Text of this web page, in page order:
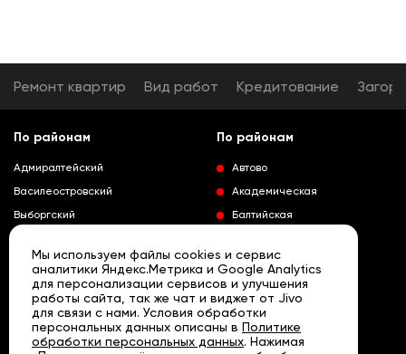
Ремонт квартир Вид работ Кредитование
По районам
Адмиралтейский
Василеостровский
Выборгский
Колпинский
Красногвардейский
Краносельский
Кронштадтский
Развернуть
По районам
Автово
Академическая
Балтийская
Выборгская
Гражданский проспект
Девяткино
Кировский завод
Мы используем файлы cookies и сервис
аналитики Яндекс.Метрика и Google Analytics
для персонализации сервисов и улучшения
работы сайта, так же чат и виджет от Jivo
для связи с нами. Условия обработки
персональных данных описаны в Политике
обработки персональных данных. Нажимая